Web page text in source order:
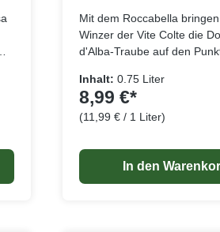
Mit dem Roccabella
Winzer der Vite Colte die
d'Alba-Traube auf den
mit violetten Reflexen. In der
dominiert zunächst Kirsche;
bald gesellen sich
Frucht ist der Dolcetto
Roccabella ein trockener
einem samtigen Körper.Die
Inhalt: 0.75 Liter
8,99 €*
(11,99 € / 1 Liter)
In den